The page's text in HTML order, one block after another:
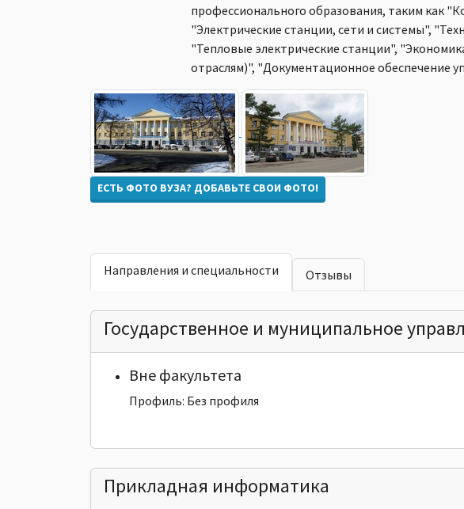
профессионального образования, таким как
"Электрические станции, сети и системы",
"Тепловые электрические станции",
отраслям)", "Документационное обеспечение
ЕСТЬ ФОТО ВУЗА? ДОБАВЬТЕ СВОИ ФОТО!
Направления и специальности Отзывы
Государственное и муниципальное
Вне факультета
Профиль: Без профиля
Прикладная информатика